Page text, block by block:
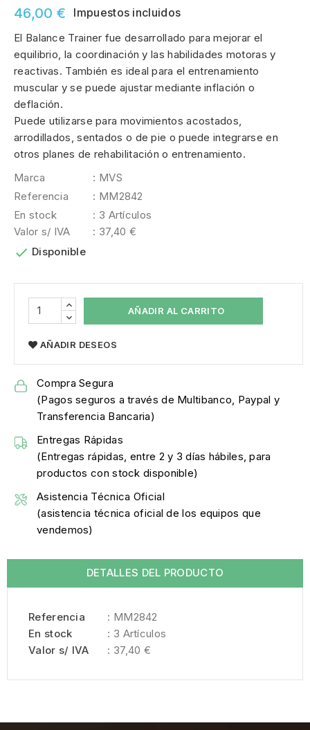
46,00 €
Impuestos incluidos
El Balance Trainer fue desarrollado para mejorar el
equilibrio, la coordinación y las habilidades motoras y
reactivas. También es ideal para el entrenamiento
muscular y se puede ajustar mediante inflación o
deflación.
Puede utilizarse para movimientos acostados,
arrodillados, sentados o de pie o puede integrarse en
otros planes de rehabilitación o entrenamiento.
Marca
: MVS
Referencia
: MM2842
En stock
: 3 Artículos
Valor s/ IVA
: 37,40 €
 Disponible
AÑADIR AL CARRITO
AÑADIR DESEOS
Compra Segura
(Pagos seguros a través de Multibanco, Paypal y
Transferencia Bancaria)
Entregas Rápidas
(Entregas rápidas, entre 2 y 3 días hábiles, para
productos con stock disponible)
Asistencia Técnica Oficial
(asistencia técnica oficial de los equipos que
vendemos)
DETALLES DEL PRODUCTO
Referencia
: MM2842
En stock
: 3 Artículos
Valor s/ IVA
: 37,40 €